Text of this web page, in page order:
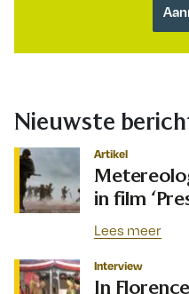
Nieuwste
Artikel
in film
Lees meer
Interview
In